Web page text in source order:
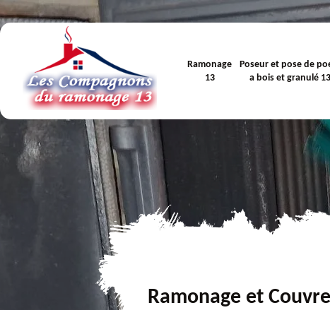
Ramonage
13
Poseur et pose de
a bois et granulé 13
Ramonage et